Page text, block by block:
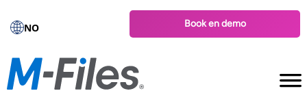
NO Book en demo